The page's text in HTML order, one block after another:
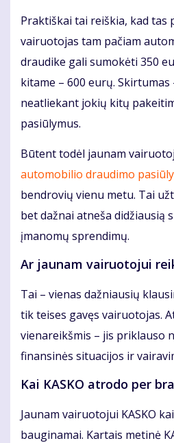
Praktiškai tai reiškia, kad tas
vairuotojas tam pačiam
draudike gali sumokėti 350
kitame – 600 eurų. Skirtumas
neatliekant jokių kitų
pasiūlymus.
Būtent todėl jaunam
automobilio draudimo
bendrovių vienu metu. Tai
bet dažnai atneša didžiausią
įmanomų sprendimų.
Ar jaunam vairuotojui
Tai – vienas dažniausių
tik teises gavęs vairuotojas.
vienareikšmis – jis priklauso
finansinės situacijos ir
Kai KASKO atrodo per
Jaunam vairuotojui KASKO
bauginamai. Kartais metinė